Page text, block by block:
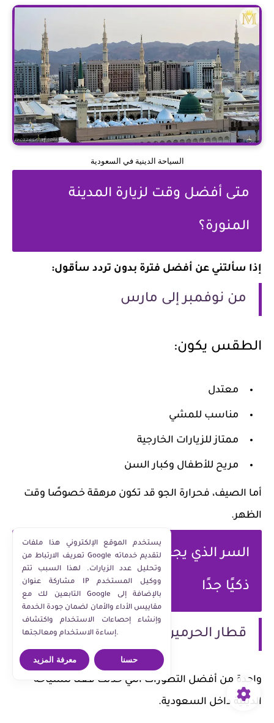
السياحة الدينية في السعودية
متى أفضل وقت لزيارة المدينة
المنورة؟
إذا سألتني عن أفضل فترة بدون تردد سأقول:
من نوفمبر إلى مارس
الطقس يكون:
معتدل
مناسب للمشي
ممتاز للزيارات الخارجية
مريح للأطفال وكبار السن
أما الصيف، فحرارة الجو قد تكون مرهقة خصوصًا وقت
الظهر.
السر الذي يجعل قطار الحرمين خيارًا
ذكيًا جدًا
قطار الحرمين السريع
واحدة من أفضل التطورات التي حدثت فعلًا للسياحة
الدينية داخل السعودية.
يستخدم الموقع الإلكتروني هذا ملفات
تعريف الارتباط من Google لتقديم خدماته
وتحليل عدد الزيارات. لهذا السبب تتم
مشاركة عنوان IP ووكيل المستخدم
التابعين لك مع Google بالإضافة إلى
مقاييس الأداء والأمان لضمان جودة الخدمة
وإنشاء إحصاءات الاستخدام واكتشاف
إساءة الاستخدام ومعالجتها.
معرفة المزيد حسنا